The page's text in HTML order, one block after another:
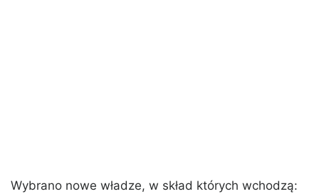
Wybrano nowe władze, w skład których wchodzą: